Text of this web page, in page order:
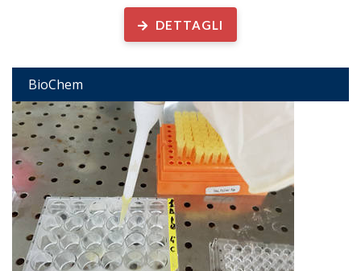
DETTAGLI
BioChem